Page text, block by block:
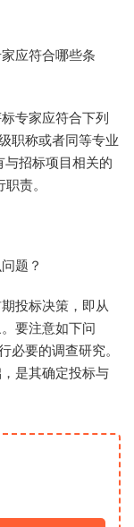
应符合哪些条
专家应符合下列
职称或者同等专业
招标项目相关的
责。
题？
投标决策，即从
要注意如下问
必要的调查研究。
是其确定投标与